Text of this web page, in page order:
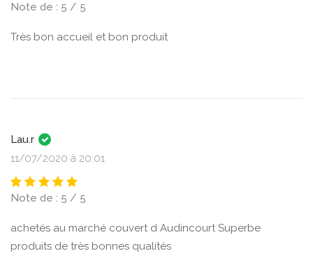
Note de : 5 / 5
Très bon accueil et bon produit
Lau.r
11/07/2020 à 20:01
Note de : 5 / 5
achetés au marché couvert d Audincourt Superbe
produits de très bonnes qualités